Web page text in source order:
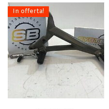
In offerta!